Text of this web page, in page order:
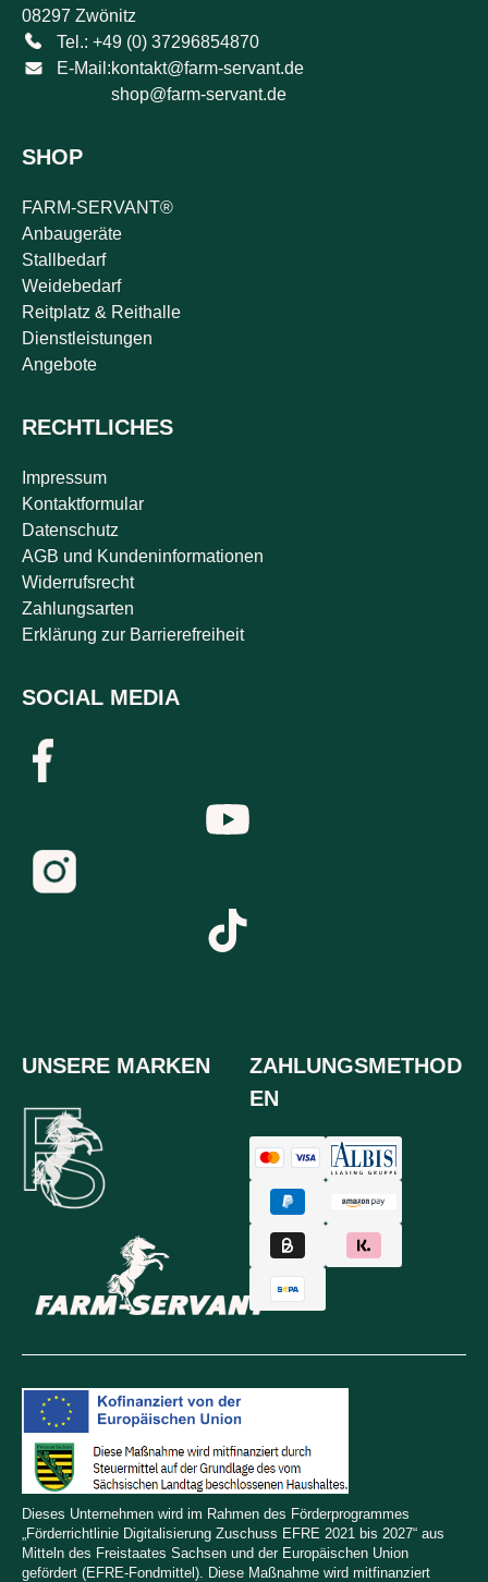
08297 Zwönitz
Tel.: +49 (0) 37296854870
E-Mail:kontakt@farm-servant.de
shop@farm-servant.de
SHOP
FARM-SERVANT®
Anbaugeräte
Stallbedarf
Weidebedarf
Reitplatz & Reithalle
Dienstleistungen
Angebote
RECHTLICHES
Impressum
Kontaktformular
Datenschutz
AGB und Kundeninformationen
Widerrufsrecht
Zahlungsarten
Erklärung zur Barrierefreiheit
SOCIAL MEDIA
UNSERE MARKEN
ZAHLUNGSMETHOD
EN
Dieses Unternehmen wird im Rahmen des Förderprogrammes
„Förderrichtlinie Digitalisierung Zuschuss EFRE 2021 bis 2027“ aus
Mitteln des Freistaates Sachsen und der Europäischen Union
gefördert (EFRE-Fondmittel). Diese Maßnahme wird mitfinanziert